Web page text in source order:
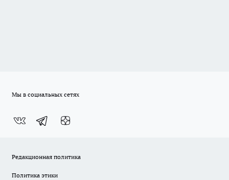
Мы в социальных сетях
Редакционная политика
Политика этики